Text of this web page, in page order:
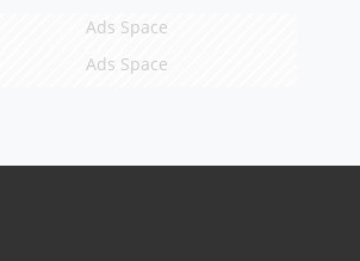
Ads Space
Ads Space